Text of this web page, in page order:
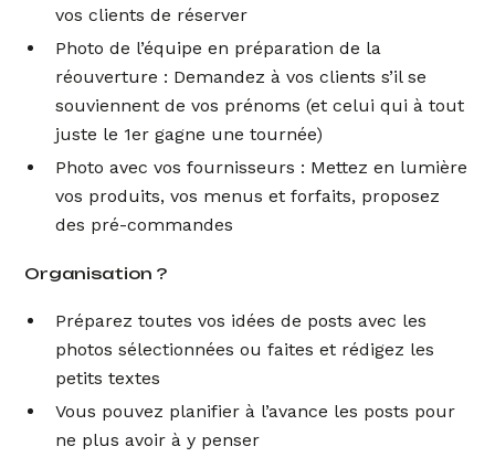
vos clients de réserver
Photo de l’équipe en préparation de la
réouverture : Demandez à vos clients s’il se
souviennent de vos prénoms (et celui qui à tout
juste le 1er gagne une tournée)
Photo avec vos fournisseurs : Mettez en lumière
vos produits, vos menus et forfaits, proposez
des pré-commandes
Organisation ?
Préparez toutes vos idées de posts avec les
photos sélectionnées ou faites et rédigez les
petits textes
Vous pouvez planifier à l’avance les posts pour
ne plus avoir à y penser